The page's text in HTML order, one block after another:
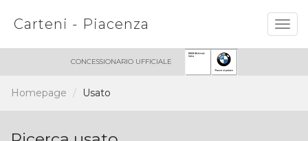
Carteni - Piacenza
CONCESSIONARIO UFFICIALE
Homepage Usato